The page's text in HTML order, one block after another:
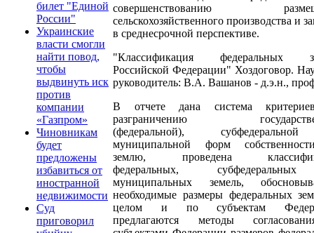
билет "Единой
России"
Украинские
власти смогли
найти повод,
чтобы
выдвинуть иск
против
компании
«Газпром»
Чиновникам
будет
предложены
избавиться от
иностранной
недвижимости
Суд
приговорил
совершенствованию
сельскохозяйственного производства и
в среднесрочной перспективе.
"Классификация федеральных
Российской Федерации" Хоздоговор.
руководитель: В.А. Вашанов - д.э.н.,
В отчете дана система
разграничению
(федеральной),
муниципальной форм
землю, проведена
федеральных,
муниципальных земель,
необходимые размеры федеральных
целом и по субъектам
предлагаются методы